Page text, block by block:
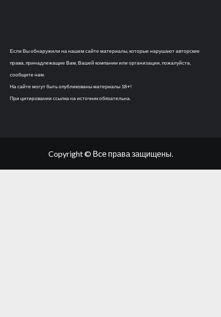
Если Вы обнаружили на нашем сайте материалы, которые нарушают авторские
права, принадлежащие Вам, Вашей компании или организации, пожалуйста,
сообщите нам.
На сайте могут быть опубликованы материалы 18+!
При цитировании ссылка на источник обязательна.
Copyright © Все права защищены.